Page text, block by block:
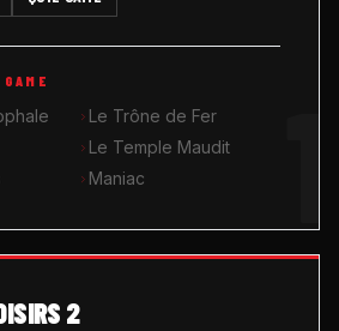
Le Trône de Fer
Le Temple Maudit
Maniac
2